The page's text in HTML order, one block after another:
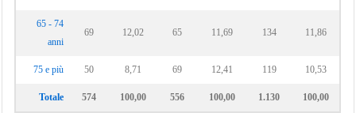
65 - 74
anni
69 12,02 65 11,69 134 11,86
75 e più 50 8,71 69 12,41 119 10,53
Totale 574 100,00 556 100,00 1.130 100,00